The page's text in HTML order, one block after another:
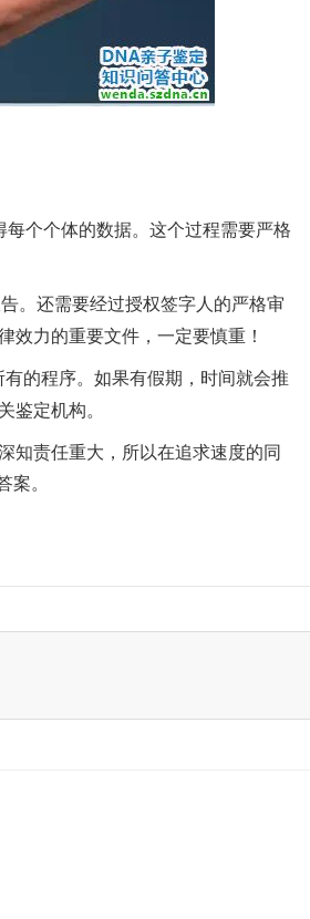
每个个体的数据。这个过程需要严格
。还需要经过授权签字人的严格审
效力的重要文件，一定要慎重！
的程序。如果有假期，时间就会推
鉴定机构。
知责任重大，所以在追求速度的同
案。